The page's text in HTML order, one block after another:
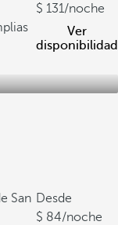
131/noche
Ver
disponibilidad
San Desde
84/noche